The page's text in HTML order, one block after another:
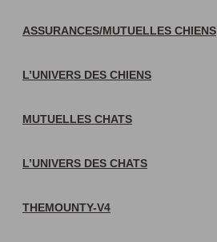
ASSURANCES/MUTUELLES CHIENS
L’UNIVERS DES CHIENS
MUTUELLES CHATS
L’UNIVERS DES CHATS
THEMOUNTY-V4